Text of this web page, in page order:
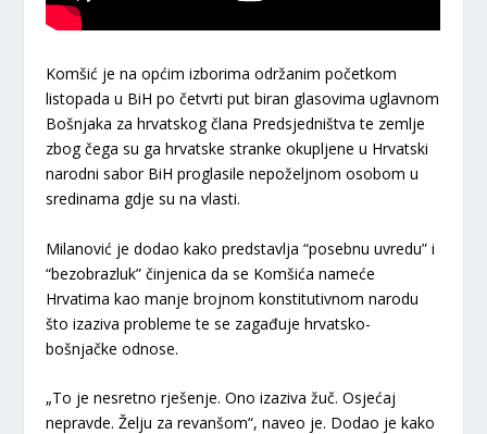
Komšić je na općim izborima održanim početkom
listopada u BiH po četvrti put biran glasovima uglavnom
Bošnjaka za hrvatskog člana Predsjedništva te zemlje
zbog čega su ga hrvatske stranke okupljene u Hrvatski
narodni sabor BiH proglasile nepoželjnom osobom u
sredinama gdje su na vlasti.
Milanović je dodao kako predstavlja “posebnu uvredu” i
“bezobrazluk” činjenica da se Komšića nameće
Hrvatima kao manje brojnom konstitutivnom narodu
što izaziva probleme te se zagađuje hrvatsko-
bošnjačke odnose.
„To je nesretno rješenje. Ono izaziva žuč. Osjećaj
nepravde. Želju za revanšom“, naveo je. Dodao je kako